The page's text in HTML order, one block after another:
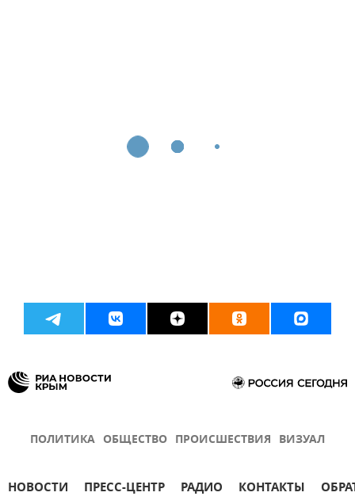
ПОЛИТИКА ОБЩЕСТВО ПРОИСШЕСТВИЯ ВИЗУАЛ
НОВОСТИ ПРЕСС-ЦЕНТР РАДИО КОНТАКТЫ